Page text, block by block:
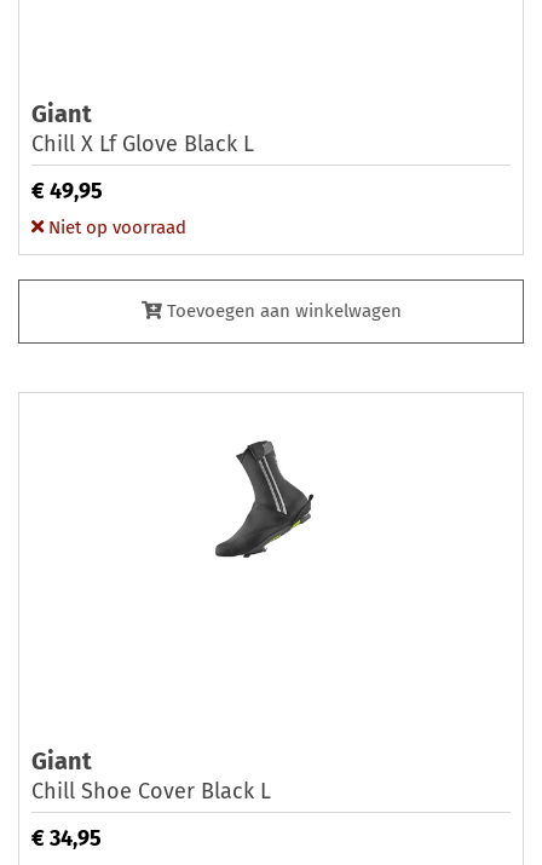
Giant
Chill X Lf Glove Black L
€ 49,95
Niet op voorraad
Toevoegen aan winkelwagen
Giant
Chill Shoe Cover Black L
€ 34,95